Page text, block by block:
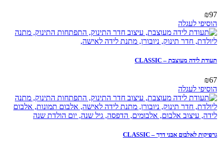
₪97
הוסיפי לעגלה
תעודת לידה מעוצבת – CLASSIC
₪67
הוסיפי לעגלה
גרפיקות לאלבום אבני דרך – CLASSIC